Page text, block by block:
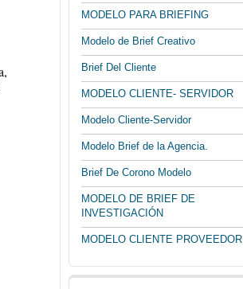
MODELO PARA BRIEFING
Modelo de Brief Creativo
Brief Del Cliente
MODELO CLIENTE- SERVIDOR
Modelo Cliente-Servidor
Modelo Brief de la Agencia.
Brief De Corono Modelo
MODELO DE BRIEF DE
INVESTIGACIÓN
MODELO CLIENTE PROVEEDOR